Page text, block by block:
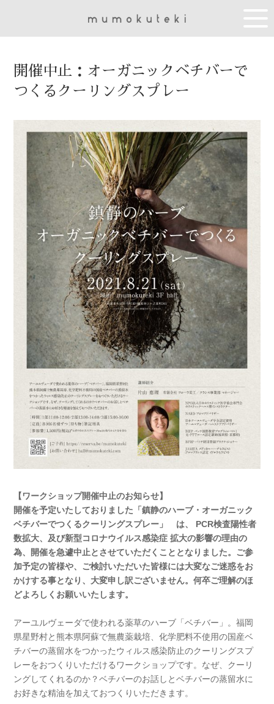
開催中止：オーガニックベチバーで
つくるクーリングスプレー
【ワークショップ開催中止のお知らせ】
開催を予定いたしておりました「鎮静のハーブ・オーガニック
ベチバーでつくるクーリングスプレー」 は、 PCR検査陽性者
数拡大、及び新型コロナウイルス感染症 拡大の影響の理由の
為、開催を急遽中止とさせていただくこととなりました。ご参
加予定の皆様や、ご検討いただいた皆様には大変なご迷惑をお
かけする事となり、大変申し訳ございません。何卒ご理解のほ
どよろしくお願いいたします。
アーユルヴェーダで使われる薬草のハーブ「ベチバー」。福岡
県星野村と熊本県阿蘇で無農薬栽培、化学肥料不使用の国産ベ
チバーの蒸留水をつかったウィルス感染防止のクーリングスプ
レーをおつくりいただけるワークショップです。なぜ、クーリ
ングしてくれるのか？ベチバーのお話しとベチバーの蒸留水に
お好きな精油を加えておつくりいただきます。